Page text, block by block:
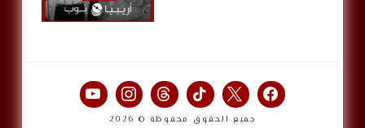
جميع الحقوق محفوظة © 2026